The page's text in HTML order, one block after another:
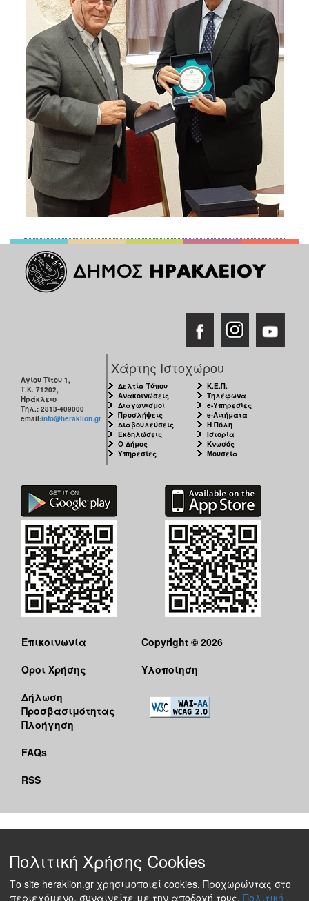
Αγίου Τίτου 1,
Τ.Κ. 71202,
Ηράκλειο
Τηλ.: 2813-409000
email:info@heraklion.gr
Χάρτης Ιστοχώρου
Δελτία Τύπου
Ανακοινώσεις
Διαγωνισμοί
Προσλήψεις
Διαβουλεύσεις
Εκδηλώσεις
Ο Δήμος
Υπηρεσίες
Κ.Ε.Π.
Τηλέφωνα
e-Υπηρεσίες
e-Αιτήματα
Η Πόλη
Ιστορία
Κνωσός
Μουσεία
Επικοινωνία
Όροι Χρήσης
Δήλωση
Προσβασιμότητας
Πλοήγηση
FAQs
RSS
Copyright © 2026
Υλοποίηση
Πολιτική Χρήσης Cookies
Το site heraklion.gr χρησιμοποιεί cookies. Προχωρώντας στο
περιεχόμενο, συναινείτε με την αποδοχή τους. Πολιτική